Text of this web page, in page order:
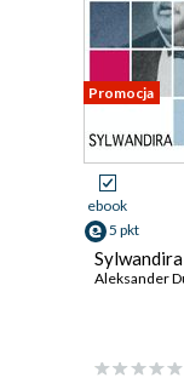
Promocja
ebook
5 pkt
Sylwandira